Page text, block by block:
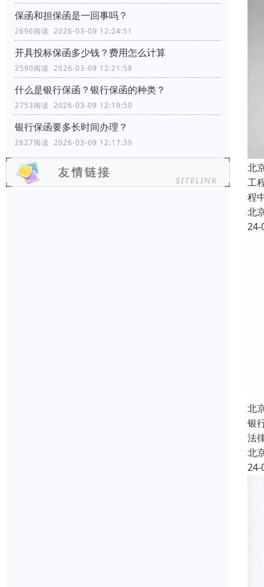
保函和担保函是一回事吗？
2696阅读 2026-03-09 12:24:51
开具投标保函多少钱？费用怎么计算
2590阅读 2026-03-09 12:21:58
什么是银行保函？银行保函的种类？
2753阅读 2026-03-09 12:19:50
银行保函要多长时间办理？
2627阅读 2026-03-09 12:17:39
北
工
程
北
24-
北
银
法
北
24-